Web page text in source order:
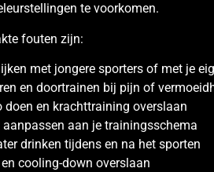
te voorkomen.
fouten zijn:
met jongere sporters of met je
en doortrainen bij pijn of
doen en krachttraining overslaan
aan je trainingsschema
drinken tijdens en na het sporten
cooling-down overslaan